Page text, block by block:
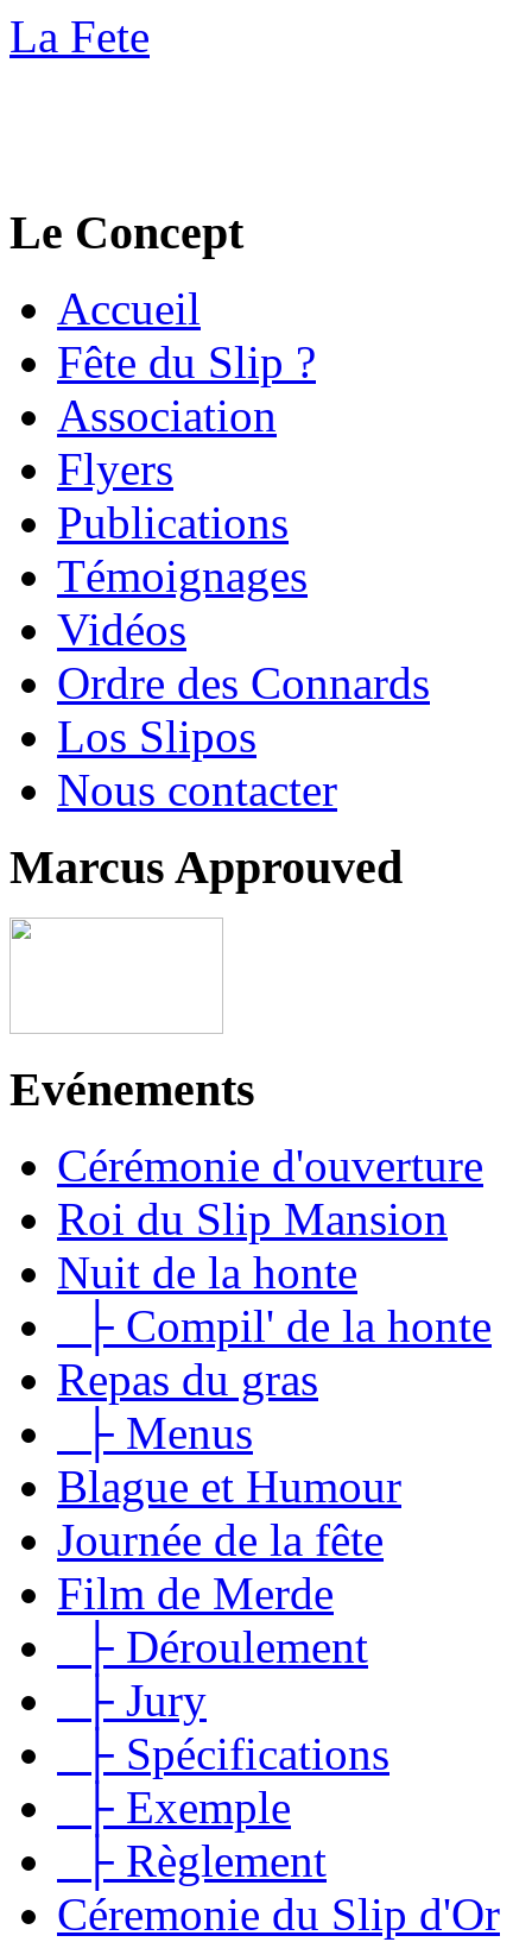
La Fete
Le Concept
Accueil
Fête du Slip ?
Association
Flyers
Publications
Témoignages
Vidéos
Ordre des Connards
Los Slipos
Nous contacter
Marcus Approuved
Evénements
Cérémonie d'ouverture
Roi du Slip Mansion
Nuit de la honte
├ Compil' de la honte
Repas du gras
├ Menus
Blague et Humour
Journée de la fête
Film de Merde
├ Déroulement
├ Jury
├ Spécifications
├ Exemple
├ Règlement
Céremonie du Slip d'Or